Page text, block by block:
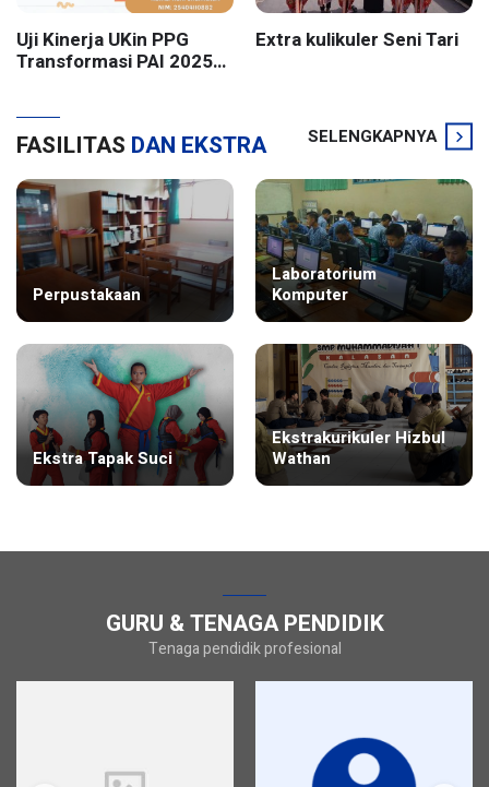
Uji Kinerja UKin PPG
Transformasi PAI 2025
Extra kulikuler Seni Tari
FASILITAS DAN EKSTRA SELENGKAPNYA
Perpustakaan
Laboratorium
Komputer
Ekstra Tapak Suci
Ekstrakurikuler Hizbul
Wathan
GURU & TENAGA PENDIDIK
Tenaga pendidik profesional